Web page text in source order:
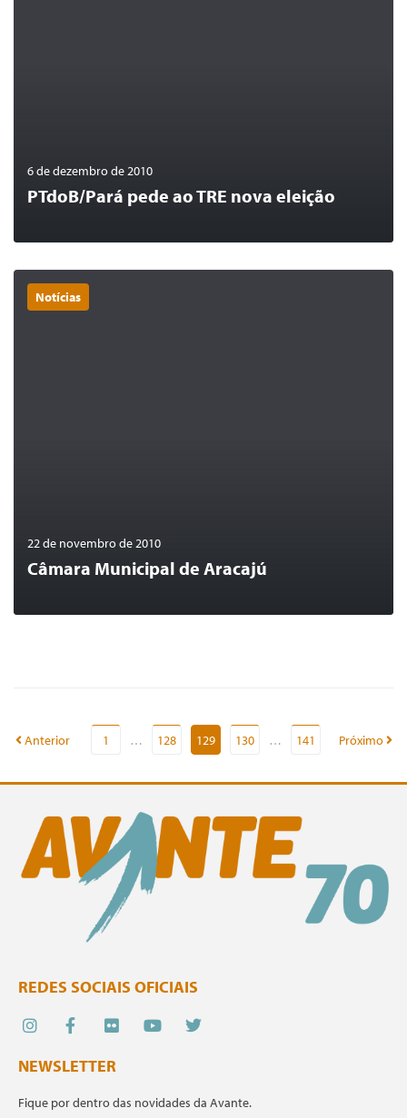
6 de dezembro de 2010
PTdoB/Pará pede ao TRE nova eleição
Notícias
22 de novembro de 2010
Câmara Municipal de Aracajú
LER MAIS
Anterior 1 … 128 129 130 … 141 Próximo
REDES SOCIAIS OFICIAIS
NEWSLETTER
Fique por dentro das novidades da Avante.